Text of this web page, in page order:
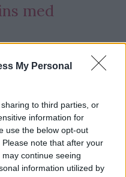
My Personal
to third parties, or
information for
use the below opt-out
note that after your
continue seeing
information utilized by
med
friske
som gir veldig
og myke.